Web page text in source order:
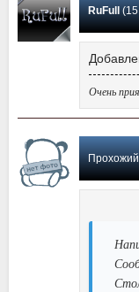
RuFull(15
Очень